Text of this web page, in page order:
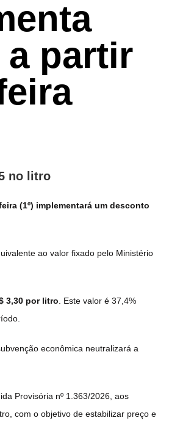
partir
no litro
(1º) implementará um desconto
ao valor fixado pelo Ministério
3,30 por litro . Este valor é 37,4%
econômica neutralizará a
Provisória nº 1.363/2026, aos
com o objetivo de estabilizar preço e